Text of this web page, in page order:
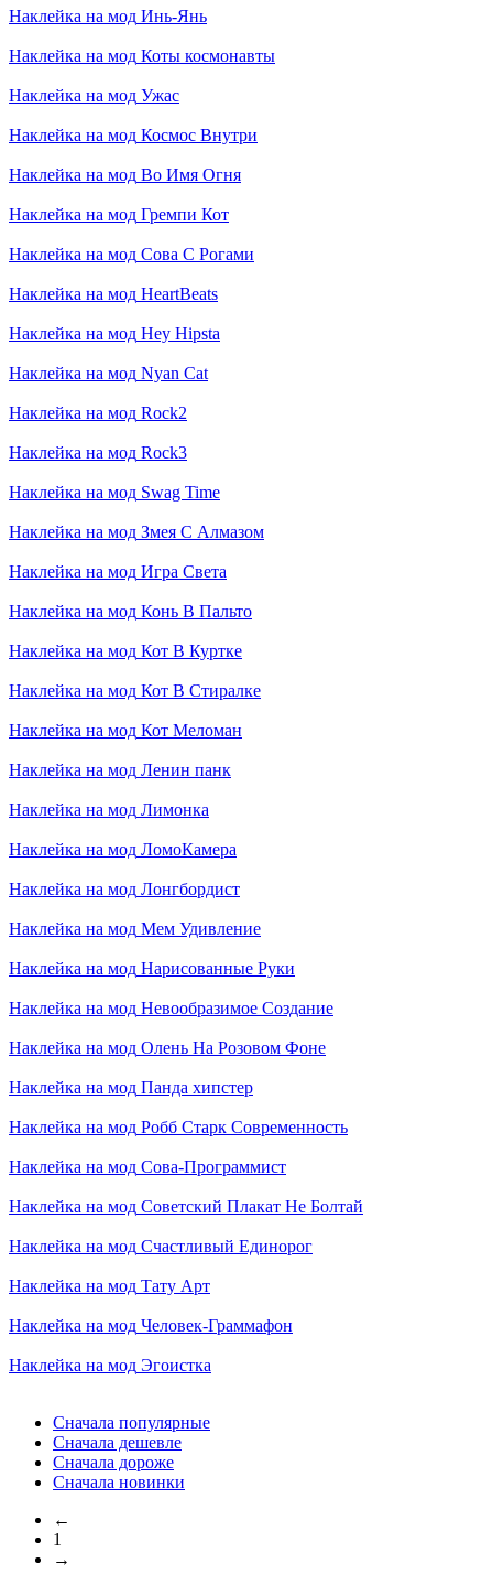
Наклейка на мод Инь-Янь
Наклейка на мод Коты космонавты
Наклейка на мод Ужас
Наклейка на мод Космос Внутри
Наклейка на мод Во Имя Огня
Наклейка на мод Гремпи Кот
Наклейка на мод Сова С Рогами
Наклейка на мод HeartBeats
Наклейка на мод Hey Hipsta
Наклейка на мод Nyan Cat
Наклейка на мод Rock2
Наклейка на мод Rock3
Наклейка на мод Swag Time
Наклейка на мод Змея С Алмазом
Наклейка на мод Игра Света
Наклейка на мод Конь В Пальто
Наклейка на мод Кот В Куртке
Наклейка на мод Кот В Стиралке
Наклейка на мод Кот Меломан
Наклейка на мод Ленин панк
Наклейка на мод Лимонка
Наклейка на мод ЛомоКамера
Наклейка на мод Лонгбордист
Наклейка на мод Мем Удивление
Наклейка на мод Нарисованные Руки
Наклейка на мод Невообразимое Создание
Наклейка на мод Олень На Розовом Фоне
Наклейка на мод Панда хипстер
Наклейка на мод Робб Старк Современность
Наклейка на мод Сова-Программист
Наклейка на мод Советский Плакат Не Болтай
Наклейка на мод Счастливый Единорог
Наклейка на мод Тату Арт
Наклейка на мод Человек-Граммафон
Наклейка на мод Эгоистка
Сначала популярные
Сначала дешевле
Сначала дороже
Сначала новинки
←
1
→